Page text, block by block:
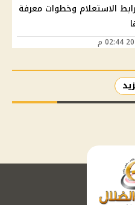
الاستعلام وخطوات معرفة